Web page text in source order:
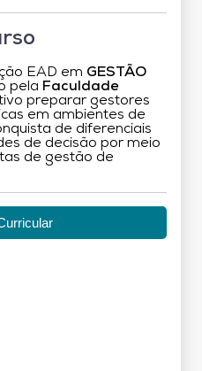
EAD em GESTÃO
pela Faculdade
preparar gestores
em ambientes de
de diferenciais
de decisão por meio
de gestão de